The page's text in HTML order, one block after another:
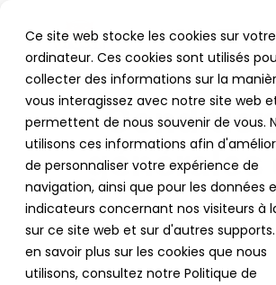
Ce site web stocke les cookies sur votre
ordinateur. Ces cookies sont utilisés
collecter des informations sur la
vous interagissez avec notre site web
permettent de nous souvenir de vous.
utilisons ces informations afin
de personnaliser votre expérience de
navigation, ainsi que pour les données
indicateurs concernant nos visiteurs à
sur ce site web et sur d'autres
en savoir plus sur les cookies que nous
utilisons, consultez notre Politique de
MENU
générales
vente